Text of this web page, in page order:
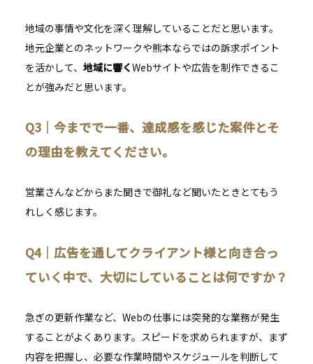
地域の事情や文化を深く理解していることだと思います。
地元企業とのネットワークや熊本ならではの訴求ポイント
を活かして、 地域に響くWebサイトや広告を制作できるこ
とが強みだと思います。
Q3｜ 今までで一番、達成感を感じた案件とそ
の理由を教えてください。
営業さんなどからまた聞きで御礼など聞いたときとてもう
れしく感じます。
Q4｜ 広告を通してクライアント様と向き合っ
ていく中で、大切にしていることは何ですか？
急ぎの更新作業など、Webの仕事には突発的な業務が発生
することがよくあります。スピードを求められますが、まず
内容を把握し、必要な作業時間やスケジュールを判断して